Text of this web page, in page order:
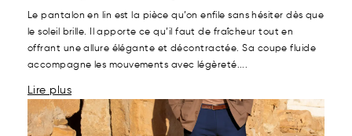
Le pantalon en lin est la pièce qu’on enfile sans hésiter dès que
le soleil brille. Il apporte ce qu’il faut de fraîcheur tout en
offrant une allure élégante et décontractée. Sa coupe fluide
accompagne les mouvements avec légèreté....
Lire plus